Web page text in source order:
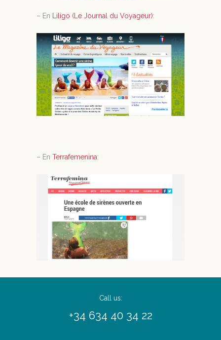
– En Liligo (Le Journal du Voyageur):
– En Terrafemenina:
Call us:
+34 634 40 34 22